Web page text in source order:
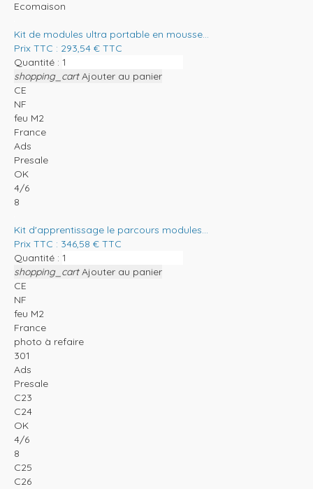
Ecomaison
Kit de modules ultra portable en mousse...
Prix TTC : 293,54 € TTC
Quantité :
shopping_cart Ajouter au panier
CE
NF
feu M2
France
Ads
Presale
OK
4/6
8
Kit d'apprentissage le parcours modules...
Prix TTC : 346,58 € TTC
Quantité :
shopping_cart Ajouter au panier
CE
NF
feu M2
France
photo à refaire
301
Ads
Presale
C23
C24
OK
4/6
8
C25
C26